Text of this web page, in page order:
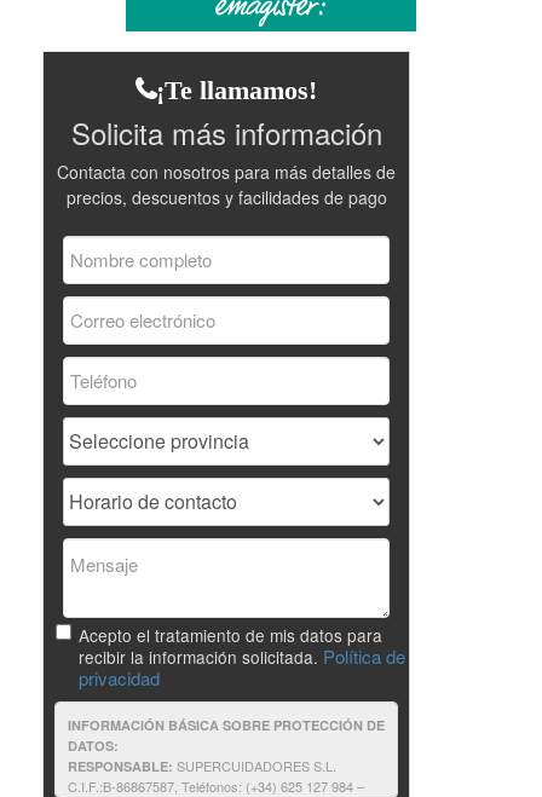
¡Te llamamos!
Solicita más información
Contacta con nosotros para más detalles de
precios, descuentos y facilidades de pago
Acepto el tratamiento de mis datos para
recibir la información solicitada. Política de
privacidad
INFORMACIÓN BÁSICA SOBRE PROTECCIÓN DE
DATOS:
RESPONSABLE: SUPERCUIDADORES S.L.
C.I.F.:B-86867587, Teléfonos: (+34) 625 127 984 –